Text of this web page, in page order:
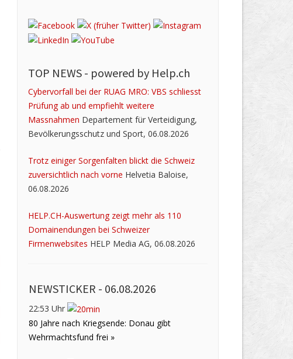
TOP NEWS - powered by Help.ch
Cybervorfall bei der RUAG MRO: VBS schliesst
Prüfung ab und empfiehlt weitere
Massnahmen Departement für Verteidigung,
Bevölkerungsschutz und Sport, 06.08.2026
Trotz einiger Sorgenfalten blickt die Schweiz
zuversichtlich nach vorne Helvetia Baloise,
06.08.2026
HELP.CH-Auswertung zeigt mehr als 110
Domainendungen bei Schweizer
Firmenwebsites HELP Media AG, 06.08.2026
NEWSTICKER - 06.08.2026
22:53 Uhr
80 Jahre nach Kriegsende: Donau gibt
Wehrmachtsfund frei »